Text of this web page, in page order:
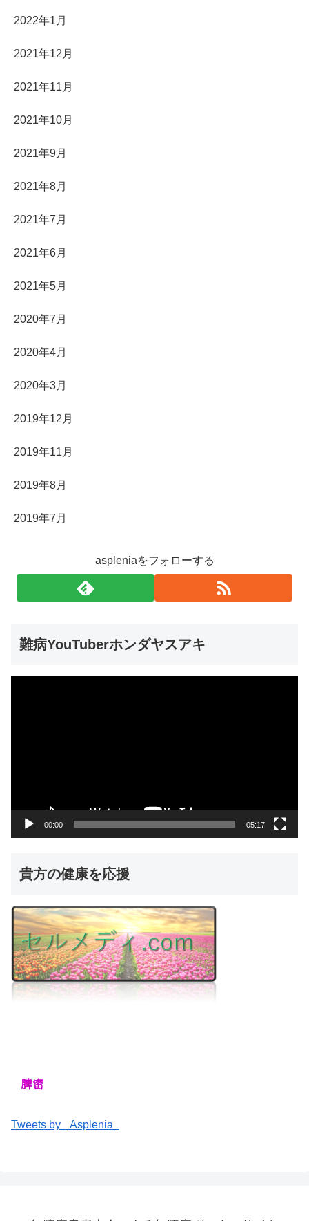
2022年1月
2021年12月
2021年11月
2021年10月
2021年9月
2021年8月
2021年7月
2021年6月
2021年5月
2020年7月
2020年4月
2020年3月
2019年12月
2019年11月
2019年8月
2019年7月
aspleniaをフォローする
難病YouTuberホンダヤスアキ
00:00 05:17
貴方の健康を応援
Tweets by _Asplenia_